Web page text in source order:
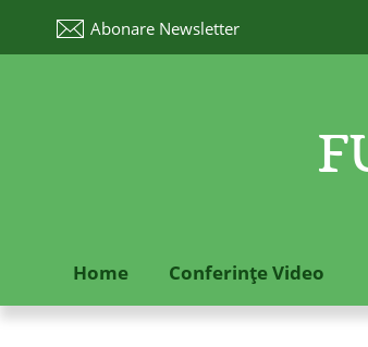
Abonare Newsletter
Home Conferinţe Video